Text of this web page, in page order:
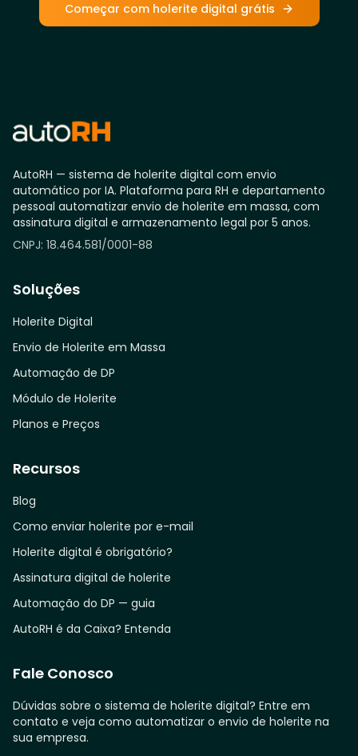
Começar com holerite digital grátis
AutoRH — sistema de holerite digital com envio
automático por IA. Plataforma para RH e departamento
pessoal automatizar envio de holerite em massa, com
assinatura digital e armazenamento legal por 5 anos.
CNPJ: 18.464.581/0001-88
Soluções
Holerite Digital
Envio de Holerite em Massa
Automação de DP
Módulo de Holerite
Planos e Preços
Recursos
Blog
Como enviar holerite por e-mail
Holerite digital é obrigatório?
Assinatura digital de holerite
Automação do DP — guia
AutoRH é da Caixa? Entenda
Fale Conosco
Dúvidas sobre o sistema de holerite digital? Entre em
contato e veja como automatizar o envio de holerite na
sua empresa.